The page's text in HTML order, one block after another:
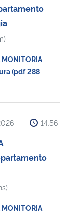
(pdf 288
14:56